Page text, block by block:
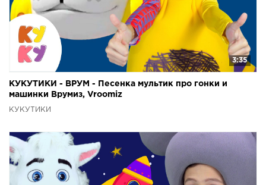
3:35
КУКУТИКИ - ВРУМ - Песенка мультик про гонки и
машинки Врумиз, Vroomiz
КУКУТИКИ